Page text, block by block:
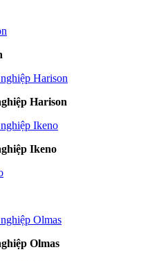
Harison
Ikeno
Olmas